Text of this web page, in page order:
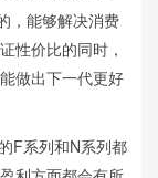
，能够解决消费
性价比的同时，
做出下一代更好
F系列和N系列都